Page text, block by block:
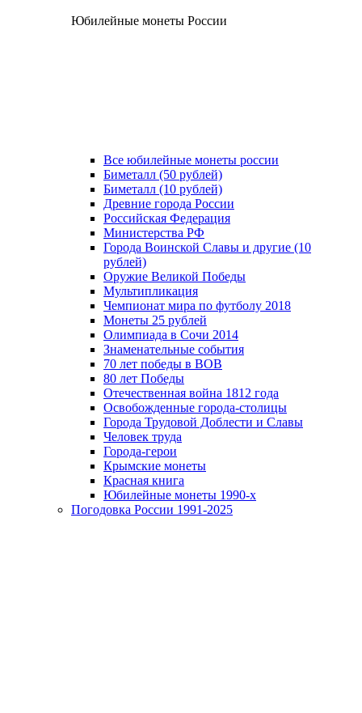
Юбилейные монеты России
Все юбилейные монеты россии
Биметалл (50 рублей)
Биметалл (10 рублей)
Древние города России
Российская Федерация
Министерства РФ
Города Воинской Славы и другие (10
рублей)
Оружие Великой Победы
Мультипликация
Чемпионат мира по футболу 2018
Монеты 25 рублей
Олимпиада в Сочи 2014
Знаменательные события
70 лет победы в ВОВ
80 лет Победы
Отечественная война 1812 года
Освобожденные города-столицы
Города Трудовой Доблести и Славы
Человек труда
Города-герои
Крымские монеты
Красная книга
Юбилейные монеты 1990-х
Погодовка России 1991-2025